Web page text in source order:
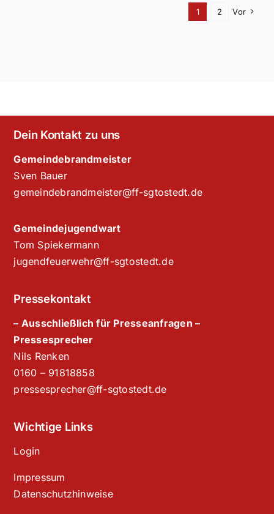
1 2 Vor
Dein Kontakt zu uns
Gemeindebrandmeister
Sven Bauer
gemeindebrandmeister@ff-sgtostedt.de
Gemeindejugendwart
Tom Spiekermann
jugendfeuerwehr@ff-sgtostedt.de
Pressekontakt
– Ausschließlich für Presseanfragen –
Pressesprecher
Nils Renken
‭0160 – 91818858‬
pressesprecher@ff-sgtostedt.de
Wichtige Links
Login
Impressum
Datenschutzhinweise